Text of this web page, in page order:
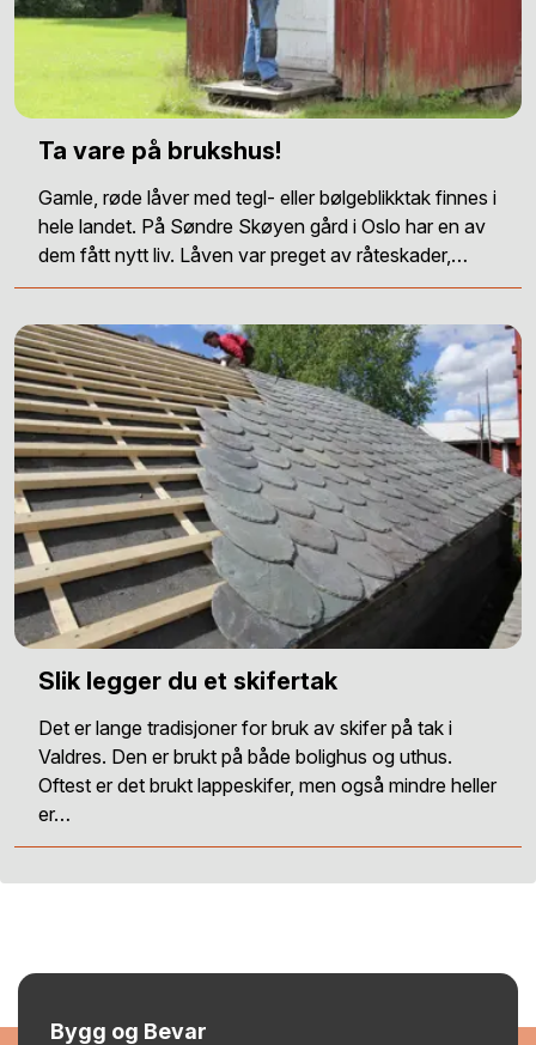
Ta vare på brukshus!
Gamle, røde låver med tegl- eller bølgeblikktak finnes i
hele landet. På Søndre Skøyen gård i Oslo har en av
dem fått nytt liv. Låven var preget av råteskader,…
Slik legger du et skifertak
Det er lange tradisjoner for bruk av skifer på tak i
Valdres. Den er brukt på både bolighus og uthus.
Oftest er det brukt lappeskifer, men også mindre heller
er…
Bygg og Bevar